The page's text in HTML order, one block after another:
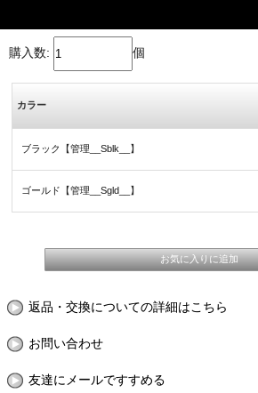
購入数: 個
カラー
ブラック【管理__Sblk__】
ゴールド【管理__Sgld__】
返品・交換についての詳細はこちら
お問い合わせ
友達にメールですすめる